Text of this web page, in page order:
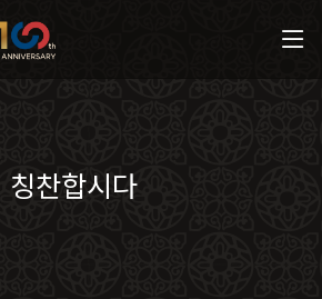
칭찬합시다